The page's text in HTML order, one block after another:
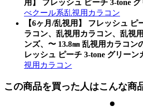
用】 フレッシュ ピーチ 3-tone
べクール系乱視用カラコン
【6ヶ月/乱視用】 フレッシュ ピ
ラコン、乱視用カラコン、乱視
ンズ、〜 13.8㎜ 乱視用カラコン
レッシュ ピーチ 3-tone グリーン
視用カラコン
この商品を買った人はこんな商